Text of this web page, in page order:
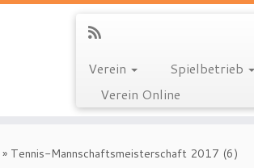
Verein Spielbetrieb
Verein Online
» Tennis-Mannschaftsmeisterschaft 2017 (6)